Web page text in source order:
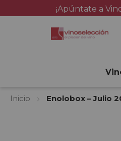
¡Apúntate a
Inicio
Enolobox – Julio